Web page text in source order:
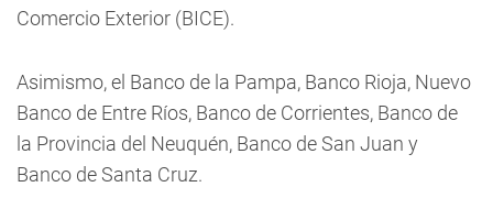
Comercio Exterior (BICE).
Asimismo, el Banco de la Pampa, Banco Rioja, Nuevo
Banco de Entre Ríos, Banco de Corrientes, Banco de
la Provincia del Neuquén, Banco de San Juan y
Banco de Santa Cruz.